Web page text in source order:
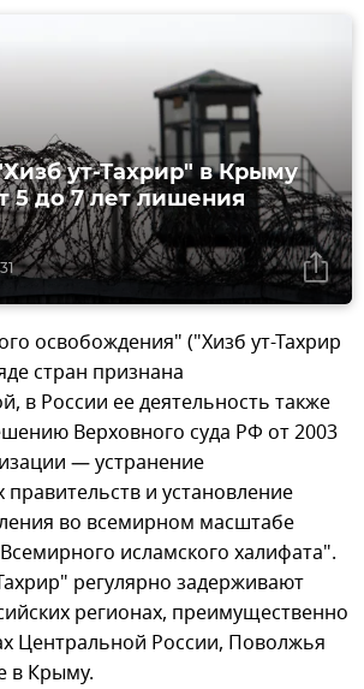
ут-Тахрир" в Крыму
5 до 7 лет лишения
освобождения" ("Хизб ут-Тахрир
стран признана
в России ее деятельность также
Верховного суда РФ от 2003
— устранение
и установление
во всемирном масштабе
исламского халифата".
регулярно задерживают
регионах, преимущественно
Центральной России, Поволжья
в Крыму.